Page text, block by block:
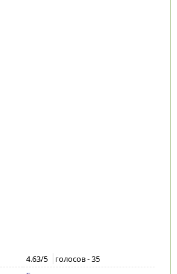
4.63/5 голосов -35